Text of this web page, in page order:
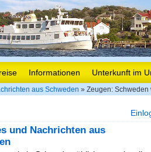
Informationen Unterkunft im
aus Schweden » Zeugen:
und Nachrichten aus